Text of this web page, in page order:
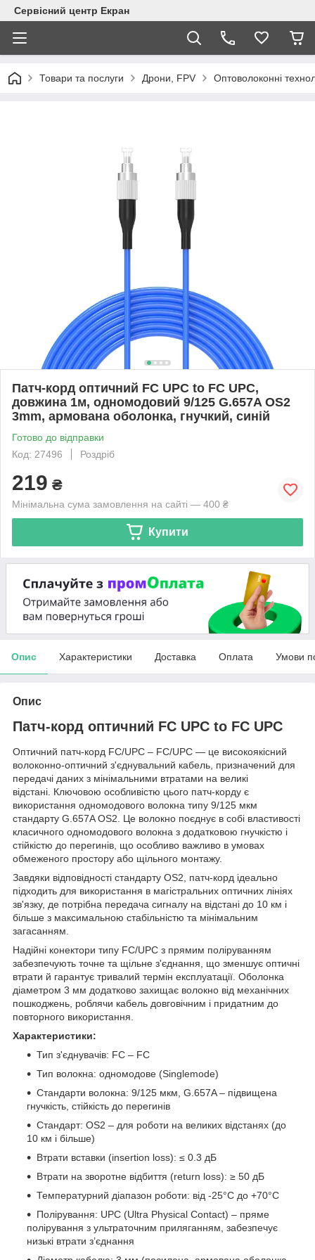
Сервісний центр Екран
Товари та послуги Дрони, FPV Оптоволоконні
Патч-корд оптичний FC UPC to FC UPC,
довжина 1м, одномодовий 9/125 G.657A OS2
3mm, армована оболонка, гнучкий, синій
Готово до відправки
Код: 27496
Роздріб
219 ₴
Мінімальна сума замовлення на сайті — 400 ₴
Купити
Опис Характеристики Доставка Оплата Умови
Опис
Патч-корд оптичний FC UPC to FC UPC
Оптичний патч-корд FC/UPC – FC/UPC — це високоякісний
волоконно-оптичний з'єднувальний кабель, призначений для
передачі даних з мінімальними втратами на великі
відстані. Ключовою особливістю цього патч-корду є
використання одномодового волокна типу 9/125 мкм
стандарту G.657A OS2. Це волокно поєднує в собі властивості
класичного одномодового волокна з додатковою гнучкістю і
стійкістю до перегинів, що особливо важливо в умовах
обмеженого простору або щільного монтажу.
Завдяки відповідності стандарту OS2, патч-корд ідеально
підходить для використання в магістральних оптичних лініях
зв'язку, де потрібна передача сигналу на відстані до 10 км і
більше з максимальною стабільністю та мінімальним
загасанням.
Надійні конектори типу FC/UPC з прямим поліруванням
забезпечують точне та щільне з'єднання, що зменшує оптичні
втрати й гарантує тривалий термін експлуатації. Оболонка
діаметром 3 мм додатково захищає волокно від механічних
пошкоджень, роблячи кабель довговічним і придатним до
повторного використання.
Характеристики:
Тип з'єднувачів: FC – FC
Тип волокна: одномодове (Singlemode)
Стандарти волокна: 9/125 мкм, G.657A – підвищена
гнучкість, стійкість до перегинів
Стандарт: OS2 – для роботи на великих відстанях (до
10 км і більше)
Втрати вставки (insertion loss): ≤ 0.3 дБ
Втрати на зворотне відбиття (return loss): ≥ 50 дБ
Температурний діапазон роботи: від -25°C до +70°C
Полірування: UPC (Ultra Physical Contact) – пряме
полірування з ультраточним приляганням, забезпечує
низькі втрати з’єднання